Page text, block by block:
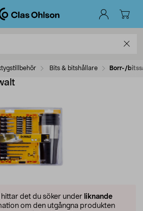
Bits & bitshållare Borr-/
det du söker under liknande
om den utgångna produkten